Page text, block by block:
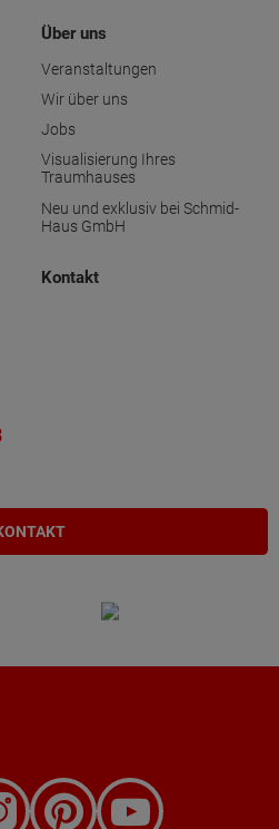
Über uns
Veranstaltungen
Wir über uns
Jobs
Visualisierung Ihres
Traumhauses
Neu und exklusiv bei Schmid-
Haus GmbH
Kontakt